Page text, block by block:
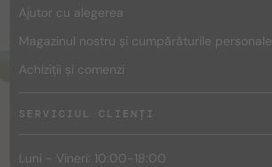
Ajutor cu alegerea
Magazinul nostru și cumpărăturile personale
Achiziții și comenzi
SERVICIUL CLIENȚI
Luni - Vineri: 10:00-18:00